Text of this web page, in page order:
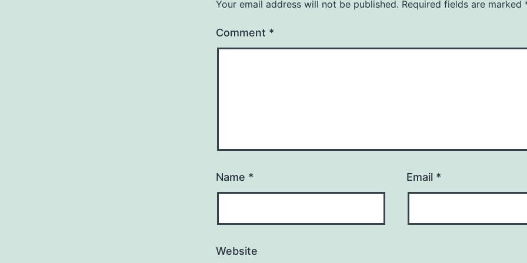
Your email address will not be published. Required fields are marked
Comment *
Name * Email *
Website